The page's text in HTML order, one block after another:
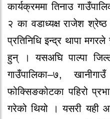
कार्यक्रममा तिनाउ
२ का वडाध्यक्ष राजेश
प्रतिनिधि इन्द्र थापा
हुन् । यसअघि पाल्पा
गाउँपालिका–७,
फोक्सिङकोटका पहिरो
गरेको थियो । यसरी यही